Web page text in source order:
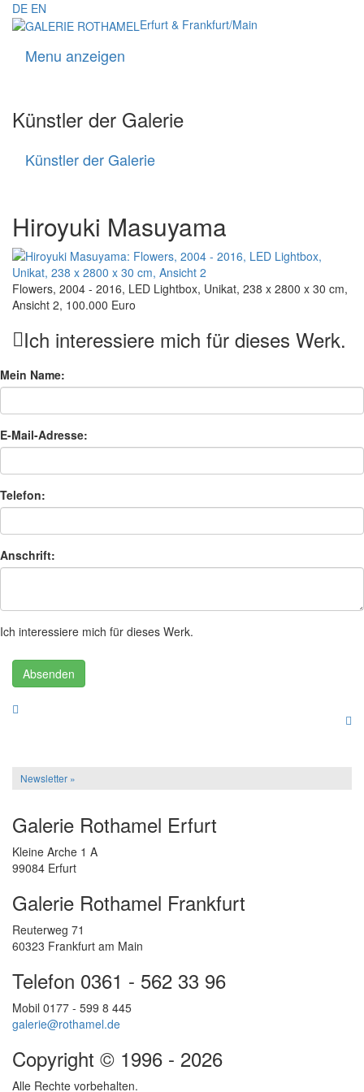
DE EN
Erfurt & Frankfurt/Main
Menu anzeigen
Künstler der Galerie
Künstler der Galerie
Hiroyuki Masuyama
Flowers, 2004 - 2016, LED Lightbox, Unikat, 238 x 2800 x 30 cm,
Ansicht 2, 100.000 Euro
Ich interessiere mich für dieses Werk.
Mein Name:
E-Mail-Adresse:
Telefon:
Anschrift:
Ich interessiere mich für dieses Werk.
Absenden
Newsletter »
Galerie Rothamel Erfurt
Kleine Arche 1 A
99084 Erfurt
Galerie Rothamel Frankfurt
Reuterweg 71
60323 Frankfurt am Main
Telefon 0361 - 562 33 96
Mobil 0177 - 599 8 445
galerie@rothamel.de
Copyright © 1996 - 2026
Alle Rechte vorbehalten.